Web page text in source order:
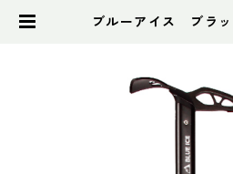
ブルーアイス ブラ